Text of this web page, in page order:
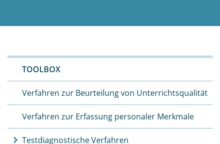
TOOLBOX
Verfahren zur Beurteilung von Unterrichtsqualität
Verfahren zur Erfassung personaler Merkmale
Testdiagnostische Verfahren